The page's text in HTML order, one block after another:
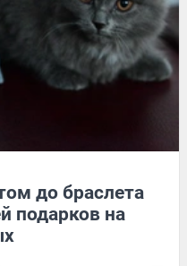
до браслета
подарков на